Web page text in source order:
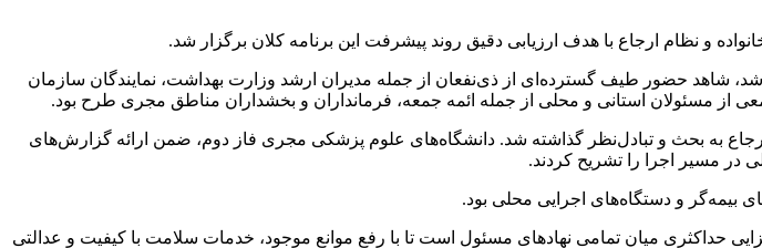
و نظام ارجاع با هدف ارزیابی دقیق روند پیشرفت این برنامه کلان برگزار شد.
شاهد حضور طیف گسترده‌ای از ذی‌نفعان از جمله مدیران ارشد وزارت بهداشت، نمایندگان سازمان
از مسئولان استانی و محلی از جمله ائمه جمعه، فرمانداران و بخشداران مناطق مجری طرح بود.
به بحث و تبادل‌نظر گذاشته شد. دانشگاه‌های علوم پزشکی مجری فاز دوم، ضمن ارائه گزارش‌های
در مسیر اجرا را تشریح کردند.
و دستگاه‌های اجرایی محلی بود.
حداکثری میان تمامی نهادهای مسئول است تا با رفع موانع موجود، خدمات سلامت با کیفیت و عدالتی